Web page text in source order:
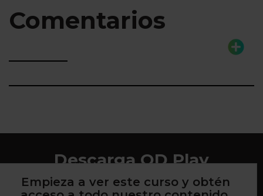
Comentarios
Empieza a ver este curso y obtén
Descarga QD Play